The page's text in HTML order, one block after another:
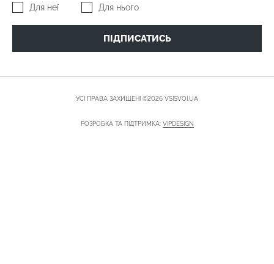
Для неї Для нього
ПІДПИСАТИСЬ
УСІ ПРАВА ЗАХИЩЕНІ ©2026 VSISVOI.UA
РОЗРОБКА ТА ПІДТРИМКА: VIPDESIGN